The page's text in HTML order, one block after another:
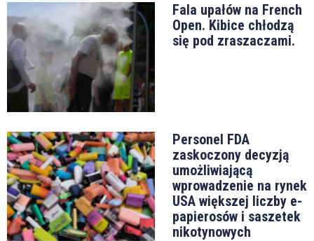
Fala upałów na French
Open. Kibice chłodzą
się pod zraszaczami.
Personel FDA
zaskoczony decyzją
umożliwiającą
wprowadzenie na rynek
USA większej liczby e-
papierosów i saszetek
nikotynowych